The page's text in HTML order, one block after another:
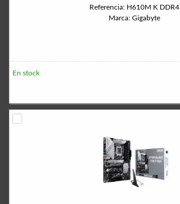
Referencia: H610M K DDR4
Marca: Gigabyte
En stock